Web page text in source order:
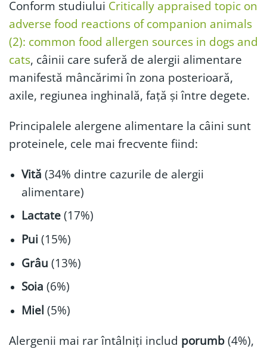
Conform studiului Critically appraised topic on
adverse food reactions of companion animals
(2): common food allergen sources in dogs and
cats, câinii care suferă de alergii alimentare
manifestă mâncărimi în zona posterioară,
axile, regiunea inghinală, față și între degete.
Principalele alergene alimentare la câini sunt
proteinele, cele mai frecvente fiind:
Vită (34% dintre cazurile de alergii
alimentare)
Lactate(17%)
Pui (15%)
Grâu (13%)
Soia (6%)
Miel (5%)
Alergenii mai rar întâlniți includ porumb(4%),